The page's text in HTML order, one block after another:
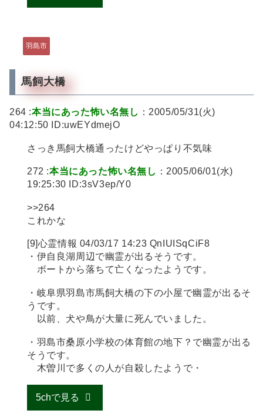
羽島市
馬飼大橋
264 :本当にあった怖い名無し ：2005/05/31(火)
04:12:50 ID:uwEYdmejO
さっき馬飼大橋通ったけどやっぱり不気味
272 :本当にあった怖い名無し ：2005/06/01(水)
19:25:30 ID:3sV3ep/Y0
>>264
これかな
[9]心霊情報 04/03/17 14:23 QnIUISqCiF8
・伊自良湖周辺で幽霊が出るそうです。
ボートから落ちて亡くなったようです。
・岐阜県羽島市馬飼大橋の下の小屋で幽霊が出るそ
うです。
以前、犬や鳥が大量に死んでいました。
・羽島市桑原小学校の体育館の地下？で幽霊が出る
そうです。
木曽川で多くの人が自殺したようで・
5chで見る